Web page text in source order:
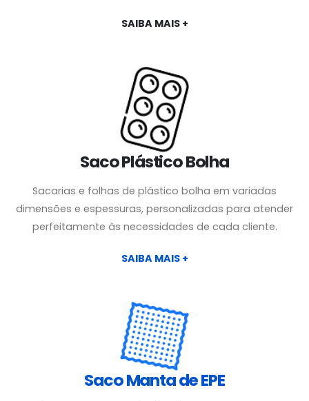
SAIBA MAIS +
Saco Plástico Bolha
Sacarias e folhas de plástico bolha em variadas
dimensões e espessuras, personalizadas para atender
perfeitamente às necessidades de cada cliente.
SAIBA MAIS +
Saco Manta de EPE